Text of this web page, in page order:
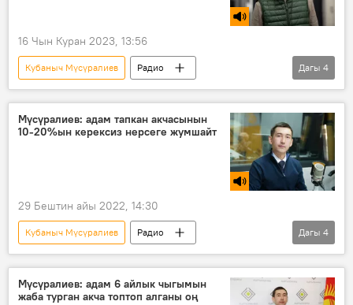
16 Чын Куран 2023, 13:56
Кубаныч Мүсүралиев
Радио
Экономика
саякат
акча
финансылык сабаттуулук
Кыргызстан
Дагы 4
Мүсүралиев: адам тапкан акчасынын
10-20%ын керексиз нерсеге жумшайт
29 Бештин айы 2022, 14:30
Кубаныч Мүсүралиев
Радио
финансылык сабаттуулук
каражат
топтоо
Экономика
Дагы 4
Мүсүралиев: адам 6 айлык чыгымын
жаба турган акча топтоп алганы оң